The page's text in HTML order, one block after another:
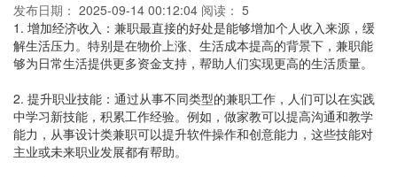
发布日期： 2025-09-14 00:12:04 阅读： 5
1. 增加经济收入：兼职最直接的好处是能够增加个人收入来源，缓
解生活压力。特别是在物价上涨、生活成本提高的背景下，兼职能
够为日常生活提供更多资金支持，帮助人们实现更高的生活质量。
2. 提升职业技能：通过从事不同类型的兼职工作，人们可以在实践
中学习新技能，积累工作经验。例如，做家教可以提高沟通和教学
能力，从事设计类兼职可以提升软件操作和创意能力，这些技能对
主业或未来职业发展都有帮助。